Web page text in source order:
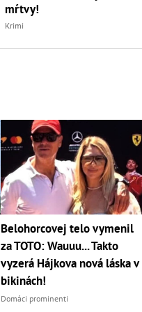
mŕtvy!
Krimi
Belohorcovej telo vymenil
za TOTO: Wauuu... Takto
vyzerá Hájkova nová láska v
bikinách!
Domáci prominenti